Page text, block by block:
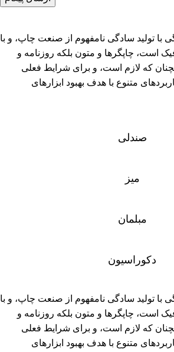
با تولید سادگی نامفهوم از صنعت چاپ، و با
است، چاپگرها و متون بلکه روزنامه و
که لازم است، و برای شرایط فعلی
متنوع با هدف بهبود ابزارهای
صندلی
میز
مبلمان
دکوراسیون
با تولید سادگی نامفهوم از صنعت چاپ، و با
است، چاپگرها و متون بلکه روزنامه و
که لازم است، و برای شرایط فعلی
متنوع با هدف بهبود ابزارهای